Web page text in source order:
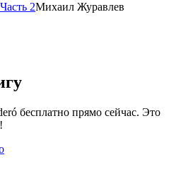
2Михаил Журавлев
бесплатно прямо сейчас. Это